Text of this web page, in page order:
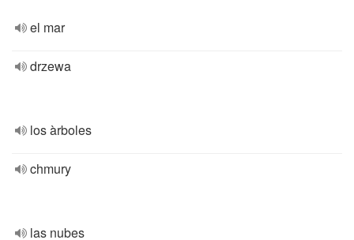
el mar
drzewa
los àrboles
chmury
las nubes